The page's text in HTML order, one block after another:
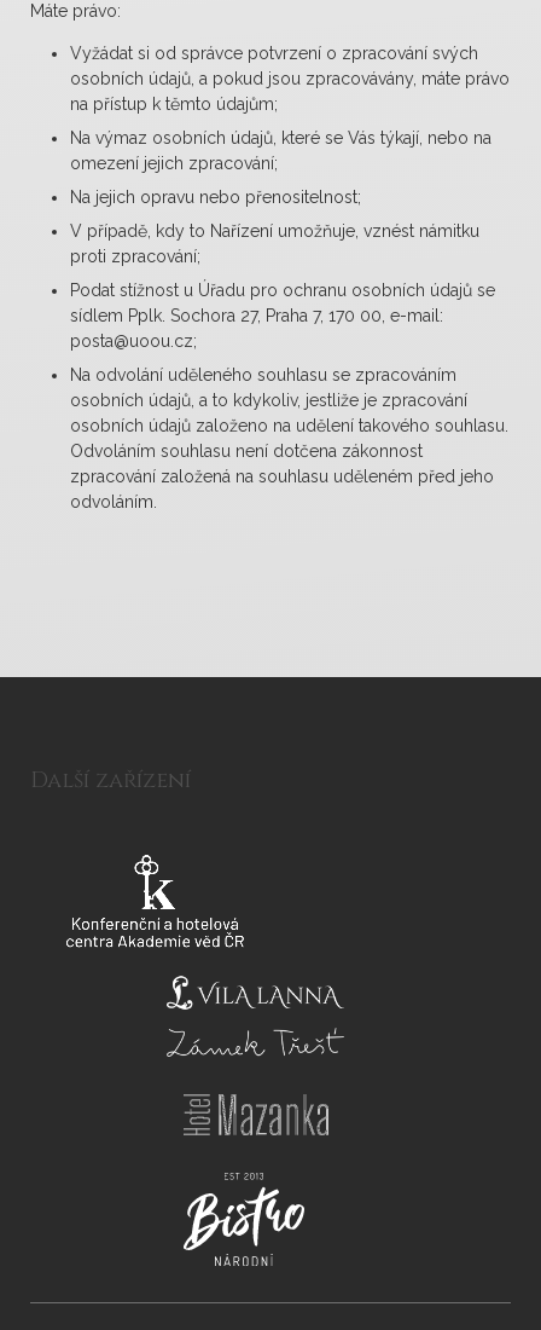
Máte právo:
Vyžádat si od správce potvrzení o zpracování svých
osobních údajů, a pokud jsou zpracovávány, máte právo
na přístup k těmto údajům;
Na výmaz osobních údajů, které se Vás týkají, nebo na
omezení jejich zpracování;
Na jejich opravu nebo přenositelnost;
V případě, kdy to Nařízení umožňuje, vznést námitku
proti zpracování;
Podat stížnost u Úřadu pro ochranu osobních údajů se
sídlem Pplk. Sochora 27, Praha 7, 170 00, e-mail:
posta@uoou.cz;
Na odvolání uděleného souhlasu se zpracováním
osobních údajů, a to kdykoliv, jestliže je zpracování
osobních údajů založeno na udělení takového souhlasu.
Odvoláním souhlasu není dotčena zákonnost
zpracování založená na souhlasu uděleném před jeho
odvoláním.
Další zařízení